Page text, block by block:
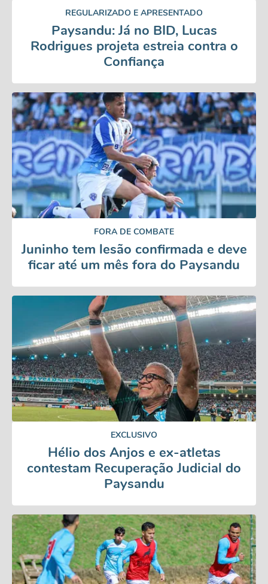
REGULARIZADO E APRESENTADO
Paysandu: Já no BID, Lucas
Rodrigues projeta estreia contra o
Confiança
FORA DE COMBATE
Juninho tem lesão confirmada e deve
ficar até um mês fora do Paysandu
EXCLUSIVO
Hélio dos Anjos e ex-atletas
contestam Recuperação Judicial do
Paysandu